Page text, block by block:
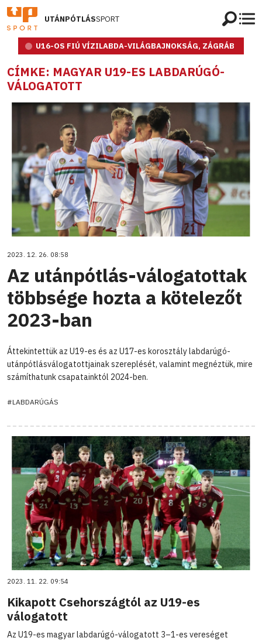
UTÁNPÓTLÁSSPORT
U16-OS FIÚ VÍZILABDA-VILÁGBAJNOKSÁG, ZÁGRÁB
CÍMKE: MAGYAR U19-ES LABDARÚGÓ-
VÁLOGATOTT
2023. 12. 26. 08:58
Az utánpótlás-válogatottak
többsége hozta a kötelezőt
2023-ban
Áttekintettük az U19-es és az U17-es korosztály labdarúgó-
utánpótlásválogatottjainak szereplését, valamint megnéztük, mire
számíthatunk csapatainktól 2024-ben.
#LABDARÚGÁS
2023. 11. 22. 09:54
Kikapott Csehországtól az U19-es
válogatott
Az U19-es magyar labdarúgó-válogatott 3–1-es vereséget